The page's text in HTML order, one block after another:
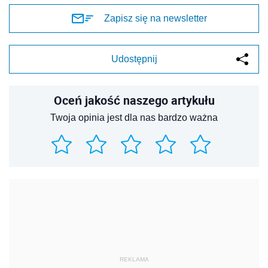
Zapisz się na newsletter
Udostępnij
Oceń jakość naszego artykułu
Twoja opinia jest dla nas bardzo ważna
REKLAMA